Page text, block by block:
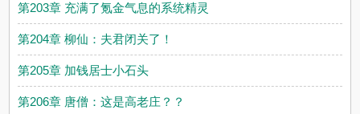
第203章 充满了氪金气息的系统精灵
第204章 柳仙：夫君闭关了！
第205章 加钱居士小石头
第206章 唐僧：这是高老庄？？